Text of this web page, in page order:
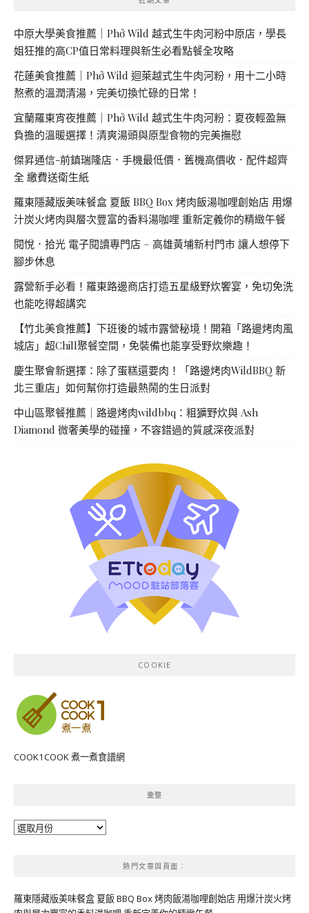
中原大學美食推薦｜Phở Wild 越式生牛肉河粉中原店，學長
姐狂推的高CP值日常料理與新生必看點餐全攻略
花蓮美食推薦｜Phở Wild 迴萊越式生牛肉河粉，用十二小時
熬煮的溫潤清湯，完美切換忙碌的日常！
宜蘭羅東宵夜推薦｜Phở Wild 越式生牛肉河粉：夏夜輕盈無
負擔的溫暖選擇！清爽湯頭與原型食物的完美撫慰
傑昇通信-前鎮瑞隆店．手機最低價．舊機高價收．配件超齊
全 繳費送衛生紙
羅東隱藏版美味餐盒 夏飯 BBQ Box 烤肉飯湯咖哩創始店 用爆
汁炭火烤肉與層次豐富的香料湯咖哩 重新定義你的精緻午餐
閱悅．拾光 電子閱讀專門店 – 高雄黃埔新村門市 讓人想停下
腳步休息
露營新手必看！羅東路邊商店打造五星級野炊饗宴，免切免洗
也能吃得超講究
【竹北美食推薦】下班後的城市露營秘境！開箱「路邊烤肉風
城店」超Chill聚餐空間，免裝備也能享受野炊樂趣！
慶生聚會新選擇：除了蛋糕還要肉！「路邊烤肉WildBBQ 新
北三重店」如何幫你打造最熱鬧的生日派對
中山區聚餐推薦｜路邊烤肉wildbbq：粗獷野炊與 Ash
Diamond 微奢美學的碰撞，不容錯過的質感深夜派對
COOKIE
COOK1COOK 煮一煮食譜網
彙整
彙
熱門文章與頁面︰
羅東隱藏版美味餐盒 夏飯 BBQ Box 烤肉飯湯咖哩創始店 用爆汁炭火烤